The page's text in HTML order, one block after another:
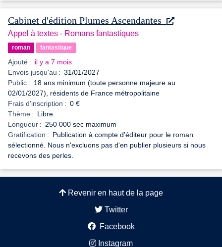
Cabinet d'édition Plumes Ascendantes
Appel à textes - Romans fantastiques
roman fantastique
Ajouté : il y a 7 mois
Envois jusqu'au : 31/01/2027
Public : 18 ans minimum (toute personne majeure au
02/01/2027), résidents de France métropolitaine
Frais d'inscription : 0 €
Thème : Libre.
Longueur : 250 000 sec maximum
Gratification : Publication à compte d'éditeur pour le roman
sélectionné. Nous n'excluons pas d'en publier plusieurs si nous
recevons des perles.
Revenir en haut de la page
Twitter
Facebook
Instagram